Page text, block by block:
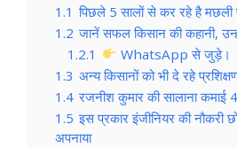
1.1 पिछले 5 सालों से कर रहे है मछली
1.2 जानें सफल किसान की कहानी,
1.2.1
WhatsApp से जुड़े।
1.3 अन्य किसानों को भी दे रहे
1.4 रजनीश कुमार की सालाना कमाई
1.5 इस प्रकार इंजीनियर की नौकरी
अपनाया